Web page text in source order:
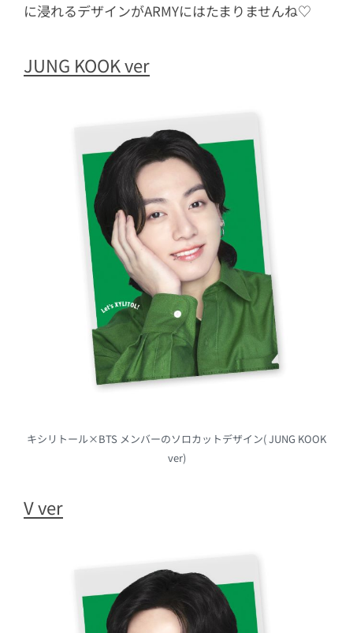
に浸れるデザインがARMYにはたまりませんね♡
JUNG KOOK ver
キシリトール×BTS メンバーのソロカットデザイン( JUNG KOOK
ver)
V ver